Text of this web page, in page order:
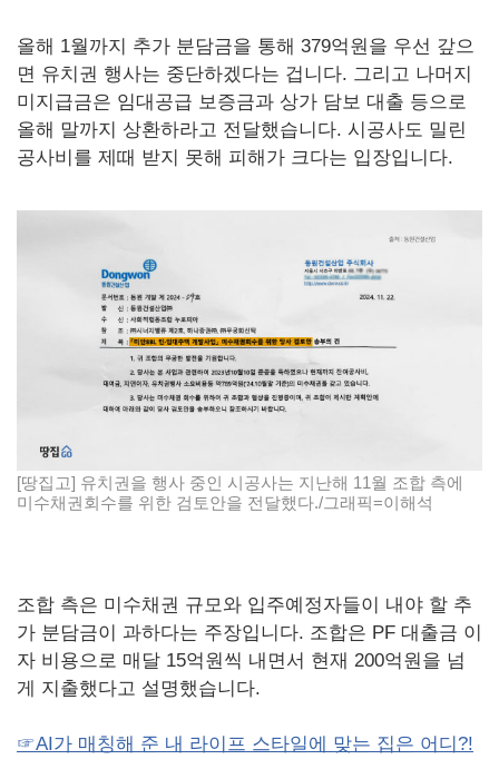
올해 1월까지 추가 분담금을 통해 379억원을 우선 갚으
면 유치권 행사는 중단하겠다는 겁니다. 그리고 나머지
미지급금은 임대공급 보증금과 상가 담보 대출 등으로
올해 말까지 상환하라고 전달했습니다. 시공사도 밀린
공사비를 제때 받지 못해 피해가 크다는 입장입니다.
[땅집고] 유치권을 행사 중인 시공사는 지난해 11월 조합 측에
미수채권회수를 위한 검토안을 전달했다./그래픽=이해석
조합 측은 미수채권 규모와 입주예정자들이 내야 할 추
가 분담금이 과하다는 주장입니다. 조합은 PF 대출금 이
자 비용으로 매달 15억원씩 내면서 현재 200억원을 넘
게 지출했다고 설명했습니다.
☞AI가 매칭해 준 내 라이프 스타일에 맞는 집은 어디?!